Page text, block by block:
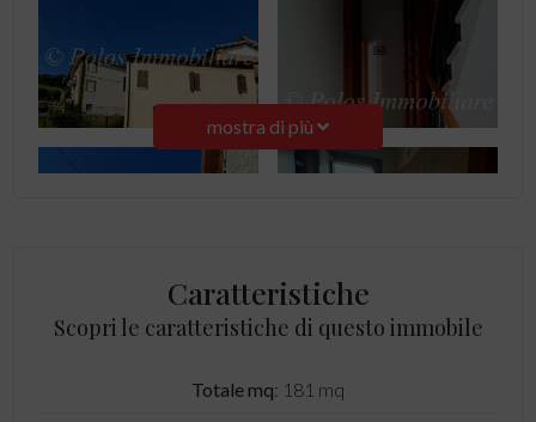
mostra di più
Caratteristiche
Scopri le caratteristiche di questo immobile
Totale mq: 181 mq